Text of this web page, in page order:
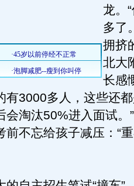
龙。
多了
拥挤
北大
长感
有3000多人，这些还
会淘汰50%进入面试。
前不忘给孩子减压：“